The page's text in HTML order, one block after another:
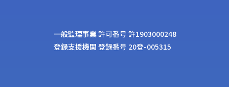
⼀般監理事業 許可番号 許1903000248
登録⽀援機関 登録番号 20登-005315